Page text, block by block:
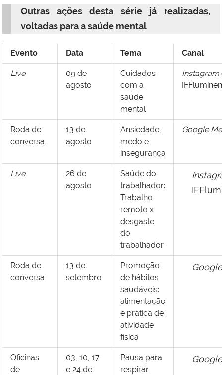
Outras ações desta série já realizadas,
voltadas para a saúde mental
Evento Data Tema Canal
Live
09 de
agosto
Cuidados
com a
saúde
mental
Instagram
Roda de
conversa
13 de
agosto
Ansiedade,
medo e
insegurança
Google
Live
26 de
agosto
Saúde do
trabalhador:
Trabalho
remoto x
desgaste
do
trabalhador
Roda de
conversa
13 de
setembro
Promoção
de hábitos
saudáveis:
alimentação
e prática de
atividade
física
Oficinas
de
03, 10, 17
e 24 de
Pausa para
respirar